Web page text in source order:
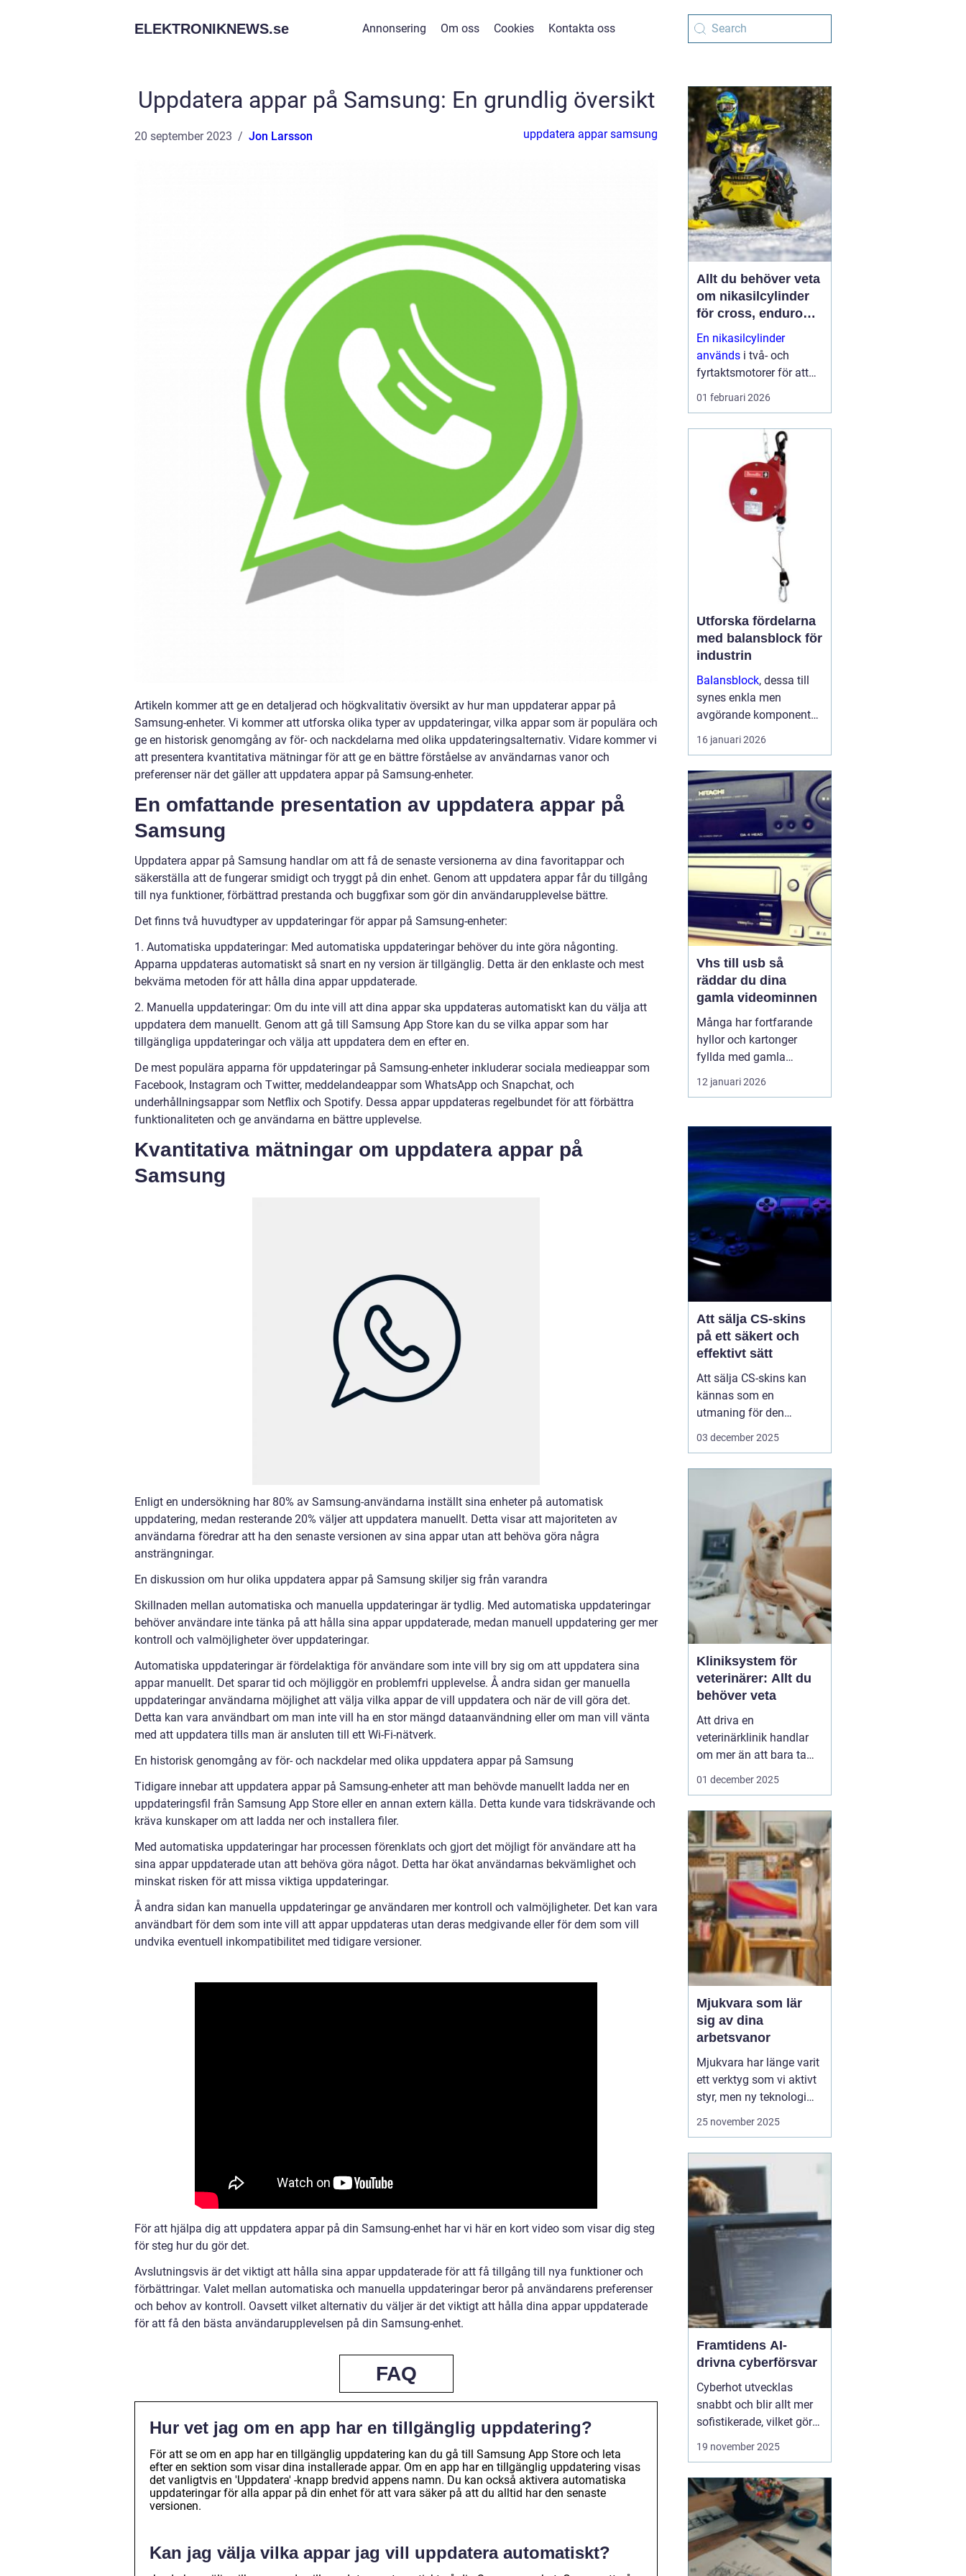
ELEKTRONIKNEWS.se Annonsering Om oss Cookies Kontakta oss
Uppdatera appar på Samsung: En grundlig översikt
20 september 2023 Jon Larsson uppdatera appar samsung
Artikeln kommer att ge en detaljerad och högkvalitativ översikt av hur man uppdaterar appar på
Samsung-enheter. Vi kommer att utforska olika typer av uppdateringar, vilka appar som är populära och
ge en historisk genomgång av för- och nackdelarna med olika uppdateringsalternativ. Vidare kommer vi
att presentera kvantitativa mätningar för att ge en bättre förståelse av användarnas vanor och
preferenser när det gäller att uppdatera appar på Samsung-enheter.
En omfattande presentation av uppdatera appar på
Samsung
Uppdatera appar på Samsung handlar om att få de senaste versionerna av dina favoritappar och
säkerställa att de fungerar smidigt och tryggt på din enhet. Genom att uppdatera appar får du tillgång
till nya funktioner, förbättrad prestanda och buggfixar som gör din användarupplevelse bättre.
Det finns två huvudtyper av uppdateringar för appar på Samsung-enheter:
1. Automatiska uppdateringar: Med automatiska uppdateringar behöver du inte göra någonting.
Apparna uppdateras automatiskt så snart en ny version är tillgänglig. Detta är den enklaste och mest
bekväma metoden för att hålla dina appar uppdaterade.
2. Manuella uppdateringar: Om du inte vill att dina appar ska uppdateras automatiskt kan du välja att
uppdatera dem manuellt. Genom att gå till Samsung App Store kan du se vilka appar som har
tillgängliga uppdateringar och välja att uppdatera dem en efter en.
De mest populära apparna för uppdateringar på Samsung-enheter inkluderar sociala medieappar som
Facebook, Instagram och Twitter, meddelandeappar som WhatsApp och Snapchat, och
underhållningsappar som Netflix och Spotify. Dessa appar uppdateras regelbundet för att förbättra
funktionaliteten och ge användarna en bättre upplevelse.
Kvantitativa mätningar om uppdatera appar på
Samsung
Enligt en undersökning har 80% av Samsung-användarna inställt sina enheter på automatisk
uppdatering, medan resterande 20% väljer att uppdatera manuellt. Detta visar att majoriteten av
användarna föredrar att ha den senaste versionen av sina appar utan att behöva göra några
ansträngningar.
En diskussion om hur olika uppdatera appar på Samsung skiljer sig från varandra
Skillnaden mellan automatiska och manuella uppdateringar är tydlig. Med automatiska uppdateringar
behöver användare inte tänka på att hålla sina appar uppdaterade, medan manuell uppdatering ger mer
kontroll och valmöjligheter över uppdateringar.
Automatiska uppdateringar är fördelaktiga för användare som inte vill bry sig om att uppdatera sina
appar manuellt. Det sparar tid och möjliggör en problemfri upplevelse. Å andra sidan ger manuella
uppdateringar användarna möjlighet att välja vilka appar de vill uppdatera och när de vill göra det.
Detta kan vara användbart om man inte vill ha en stor mängd dataanvändning eller om man vill vänta
med att uppdatera tills man är ansluten till ett Wi-Fi-nätverk.
En historisk genomgång av för- och nackdelar med olika uppdatera appar på Samsung
Tidigare innebar att uppdatera appar på Samsung-enheter att man behövde manuellt ladda ner en
uppdateringsfil från Samsung App Store eller en annan extern källa. Detta kunde vara tidskrävande och
kräva kunskaper om att ladda ner och installera filer.
Med automatiska uppdateringar har processen förenklats och gjort det möjligt för användare att ha
sina appar uppdaterade utan att behöva göra något. Detta har ökat användarnas bekvämlighet och
minskat risken för att missa viktiga uppdateringar.
Å andra sidan kan manuella uppdateringar ge användaren mer kontroll och valmöjligheter. Det kan vara
användbart för dem som inte vill att appar uppdateras utan deras medgivande eller för dem som vill
undvika eventuell inkompatibilitet med tidigare versioner.
För att hjälpa dig att uppdatera appar på din Samsung-enhet har vi här en kort video som visar dig steg
för steg hur du gör det.
Avslutningsvis är det viktigt att hålla sina appar uppdaterade för att få tillgång till nya funktioner och
förbättringar. Valet mellan automatiska och manuella uppdateringar beror på användarens preferenser
och behov av kontroll. Oavsett vilket alternativ du väljer är det viktigt att hålla dina appar uppdaterade
för att få den bästa användarupplevelsen på din Samsung-enhet.
FAQ
Hur vet jag om en app har en tillgänglig uppdatering?
För att se om en app har en tillgänglig uppdatering kan du gå till Samsung App Store och leta
efter en sektion som visar dina installerade appar. Om en app har en tillgänglig uppdatering visas
det vanligtvis en 'Uppdatera' -knapp bredvid appens namn. Du kan också aktivera automatiska
uppdateringar för alla appar på din enhet för att vara säker på att du alltid har den senaste
versionen.
Kan jag välja vilka appar jag vill uppdatera automatiskt?
Allt du behöver veta
om nikasilcylinder
för cross, enduro
och skoter
En nikasilcylinder
används i två- och
fyrtaktsmotorer för att
ge längre livslängd,
cylindern beläggs med
nickelkiselkarbid-
beläggning som tål höga
varvtal,...
01 februari 2026
Utforska fördelarna
med balansblock för
industrin
Balansblock, dessa till
synes enkla men
avgörande komponenter,
har länge spelat en viktig
roll inom industrin. Det
jämvikt mellan
arbetsverktyg...
16 januari 2026
Vhs till usb så
räddar du dina
gamla videominnen
Många har fortfarande
hyllor och kartonger
fyllda med gamla
videoband. Bröllop,
skolavslutningar,
vardagsklipp från 80-
och 90-talet ligger kvar
på kassetter som knappt
går att spela upp längre.
Samtidigt försvinner
fungerande videos...
12 januari 2026
Att sälja CS-skins
på ett säkert och
effektivt sätt
Att sälja CS-skins kan
kännas som en
utmaning för den
oinvigde, men med rätt
skins, eller Counter-
Strike: Global Offensive
(CS:GO) skins, &...
03 december 2025
Kliniksystem för
veterinärer: Allt du
behöver veta
Att driva en
veterinärklinik handlar
om mer än att bara ta
hand om djuren.
överväldigande, och
kliniksystem för en
veterinär blir verktyget
som underlättar denna
börda. G...
01 december 2025
Mjukvara som lär
sig av dina
arbetsvanor
Mjukvara har länge varit
ett verktyg som vi aktivt
styr, men ny teknologi
gör att program idag kan
program kan analysera
hur du arbetar, vilka
appar du använder mest
och vilka uppgift...
25 november 2025
Framtidens AI-
drivna cyberförsvar
Cyberhot utvecklas
snabbt och blir allt mer
sofistikerade, vilket gör
traditionella
cybersäkerhet kräver
proaktiva och
intelligenta system som
kan identifiera, analysera
och n...
19 november 2025